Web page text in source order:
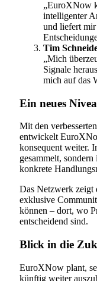
„EuroXNow
intelligenter
und liefert mir
Tim
„Mich
Signale
mich auf das
Ein neues
Mit den
entwickelt
konsequent weiter.
gesammelt,
konkrete
Das Netzwerk zeigt
exklusive
können – dort, wo
entscheidend sind.
Blick in die
EuroXNow plant,
künftig weiter